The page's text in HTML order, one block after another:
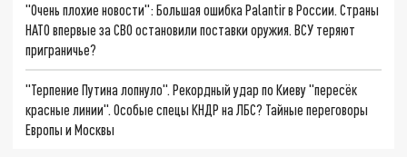
"Очень плохие новости": Большая ошибка Palantir в России. Страны
НАТО впервые за СВО остановили поставки оружия. ВСУ теряют
приграничье?
"Терпение Путина лопнуло". Рекордный удар по Киеву "пересёк
красные линии". Особые спецы КНДР на ЛБС? Тайные переговоры
Европы и Москвы